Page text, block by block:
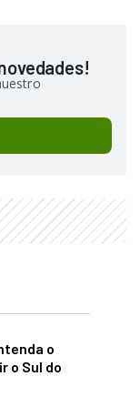
o
o Sul do